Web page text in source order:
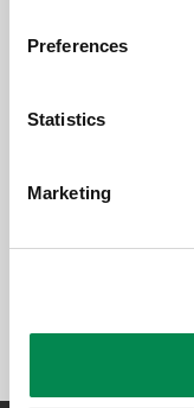
Preferences
Statistics
Marketing